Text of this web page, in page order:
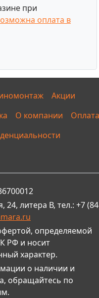
при
оплата в
Акции
О компании
Оплата
24, литера В, тел.: +7
определяемой
РФ и носит
характер.
о наличии и
обращайтесь по